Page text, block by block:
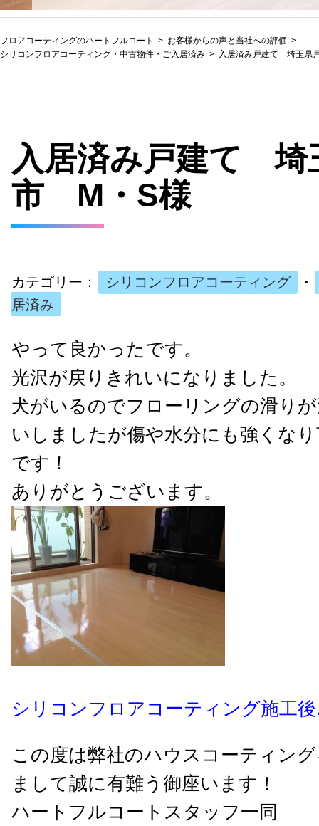
フロアコーティングのハートフルコート
お客様からの声と当社への評価
シリコンフロアコーティング ・ 中古物件・ご入居済み 入居済み戸建て 埼玉県
入居済み戸建て 埼
市 M・S様
カテゴリー： シリコンフロアコーティング
・
居済み
やって良かったです。
光沢が戻りきれいになりました。
犬がいるのでフローリングの滑り
いしましたが傷や水分にも強くな
です！
ありがとうございます。
シリコンフロアコーティング施工後
この度は弊社のハウスコーティン
まして誠に有難う御座います！
ハートフルコートスタッフ一同